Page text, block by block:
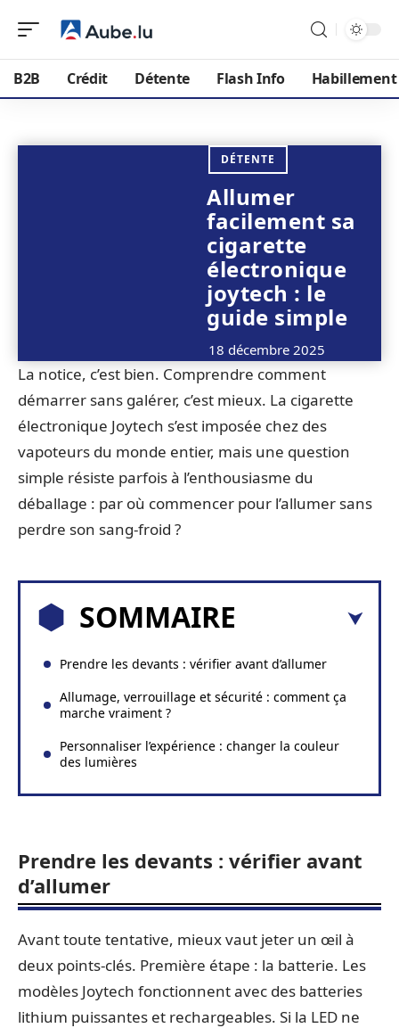
B2B Crédit Détente Flash Info Habillement
DÉTENTE
Allumer
facilement sa
cigarette
électronique
joytech : le
guide simple
18 décembre 2025
La notice, c’est bien. Comprendre comment
démarrer sans galérer, c’est mieux. La cigarette
électronique Joytech s’est imposée chez des
vapoteurs du monde entier, mais une question
simple résiste parfois à l’enthousiasme du
déballage : par où commencer pour l’allumer sans
perdre son sang-froid ?
SOMMAIRE
Prendre les devants : vérifier avant d’allumer
Allumage, verrouillage et sécurité : comment ça
marche vraiment ?
Personnaliser l’expérience : changer la couleur
des lumières
Prendre les devants : vérifier avant
d’allumer
Avant toute tentative, mieux vaut jeter un œil à
deux points-clés. Première étape : la batterie. Les
modèles Joytech fonctionnent avec des batteries
lithium puissantes et rechargeables. Si la LED ne